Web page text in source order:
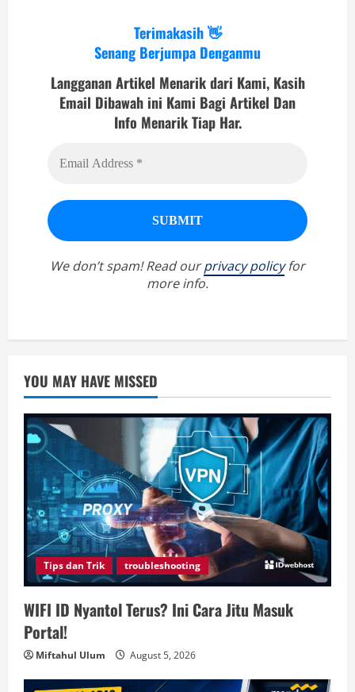
Terimakasih 👋
Senang Berjumpa Denganmu
Langganan Artikel Menarik dari Kami, Kasih
Email Dibawah ini Kami Bagi Artikel Dan
Info Menarik Tiap Har.
We don’t spam! Read ourprivacy policyfor
more info.
YOU MAY HAVE MISSED
Tips dan Trik troubleshooting
WIFI ID Nyantol Terus? Ini Cara Jitu Masuk
Portal!
Miftahul Ulum August 5, 2026